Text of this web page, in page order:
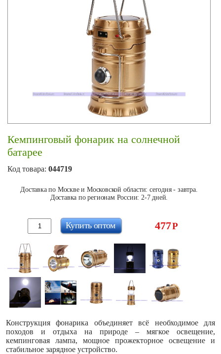
Кемпинговый фонарик на солнечной
батарее
Код товара: 044719
Доставка по Москве и Московской области: сегодня - завтра.
Доставка по регионам России: 2-7 дней.
477Р
Купить оптом
Конструкция фонарика объединяет всё необходимое для
походов и отдыха на природе – мягкое освещение,
кемпинговая лампа, мощное прожекторное освещение и
стабильное зарядное устройство.